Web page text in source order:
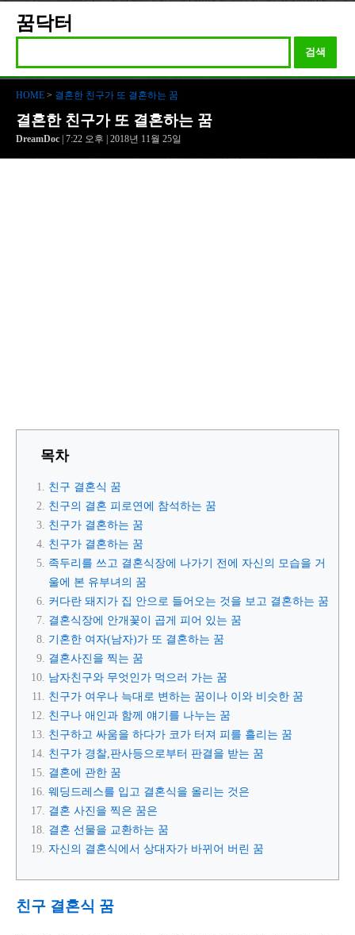
꿈닥터
검색
HOME > 결혼한 친구가 또 결혼하는 꿈
결혼한 친구가 또 결혼하는 꿈
DreamDoc | 7:22 오후 | 2018년 11월 25일
목차
친구 결혼식 꿈
친구의 결혼 피로연에 참석하는 꿈
친구가 결혼하는 꿈
친구가 결혼하는 꿈
족두리를 쓰고 결혼식장에 나가기 전에 자신의 모습을 거
울에 본 유부녀의 꿈
커다란 돼지가 집 안으로 들어오는 것을 보고 결혼하는 꿈
결혼식장에 안개꽃이 곱게 피어 있는 꿈
기혼한 여자(남자)가 또 결혼하는 꿈
결혼사진을 찍는 꿈
남자친구와 무엇인가 먹으러 가는 꿈
친구가 여우나 늑대로 변하는 꿈이나 이와 비슷한 꿈
친구나 애인과 함께 얘기를 나누는 꿈
친구하고 싸움을 하다가 코가 터져 피를 흘리는 꿈
친구가 경찰,판사등으로부터 판결을 받는 꿈
결혼에 관한 꿈
웨딩드레스를 입고 결혼식을 올리는 것은
결혼 사진을 찍은 꿈은
결혼 선물을 교환하는 꿈
자신의 결혼식에서 상대자가 바뀌어 버린 꿈
친구 결혼식 꿈